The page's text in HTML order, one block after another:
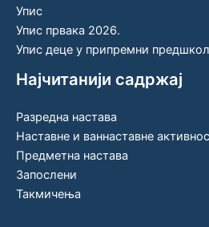
Упис
Упис првака 2026.
Упис деце у припремни
Најчитанији садржај
Разредна настава
Наставне и ваннаставне
Предметна настава
Запослени
Такмичења